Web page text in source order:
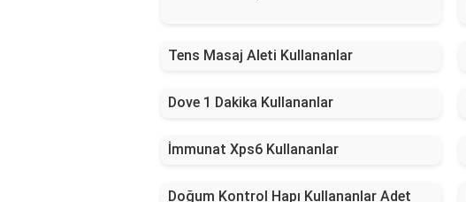
Tens Masaj Aleti Kullananlar
Dove 1 Dakika Kullananlar
İmmunat Xps6 Kullananlar
Doğum Kontrol Hapı Kullananlar Adet